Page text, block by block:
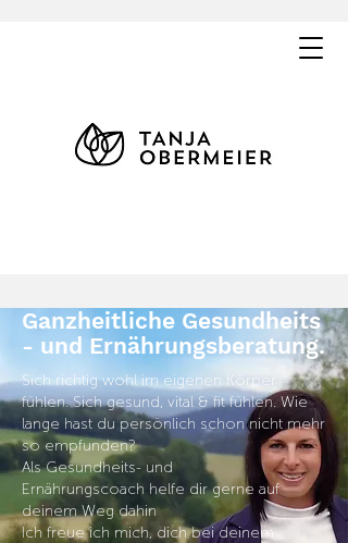
Ganzheitliche Gesundheits
- und Ernährungsberatung.
Sich richtig wohl im eigenen Körper
fühlen. Sich gesund, vital & fit fühlen. Wie
lange hast du persönlich schon nicht mehr
so empfunden?
AlsGesundheits- und
Ernährungscoach helfe dir gerne auf
deinem Weg dahin
Ich freue ich mich, dich bei deinem